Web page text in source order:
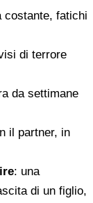
costante, fatichi
di terrore
da settimane
il partner, in
: una
di un figlio,